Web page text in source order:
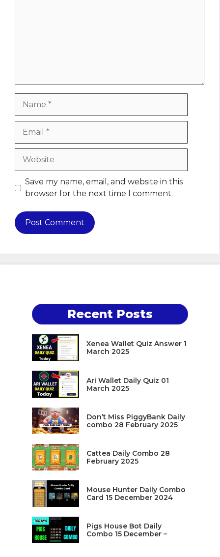
Website
Save my name, email, and website in this
browser for the next time I comment.
Recent Posts
Xenea Wallet Quiz Answer 1
March 2025
Ari Wallet Daily Quiz 01
March 2025
Don’t Miss PiggyBank Daily
combo 28 February 2025
Cattea Daily Combo 28
February 2025
Mouse Hunter Daily Combo
Card 15 December 2024
Pigs House Bot Daily
Combo 15 December –